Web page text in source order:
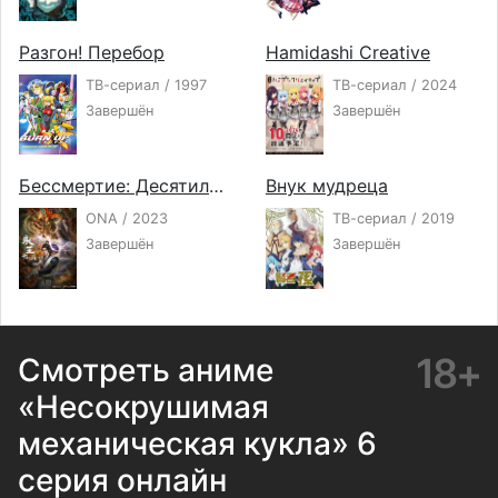
Разгон! Перебор
ТВ-сериал / 1997
Завершён
Hamidashi Creative
ТВ-сериал / 2024
Завершён
Бессмертие: Десятилетнее соглашение
ONA / 2023
Завершён
Внук мудреца
ТВ-сериал / 2019
Завершён
Смотреть аниме
«Несокрушимая
механическая кукла» 6
серия онлайн
18+